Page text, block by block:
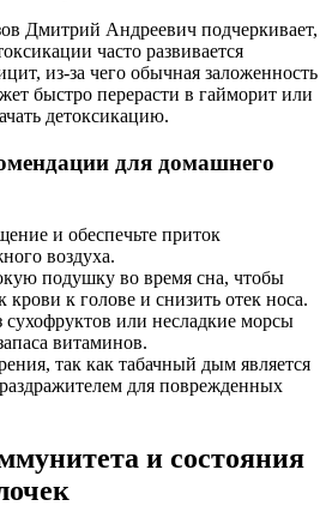
Дмитрий Андреевич подчеркивает,
часто развивается
из-за чего обычная заложенность
быстро перерасти в гайморит или
детоксикацию.
для домашнего
и обеспечьте приток
воздуха.
подушку во время сна, чтобы
к голове и снизить отек носа.
или несладкие морсы
витаминов.
так как табачный дым является
для поврежденных
и состояния